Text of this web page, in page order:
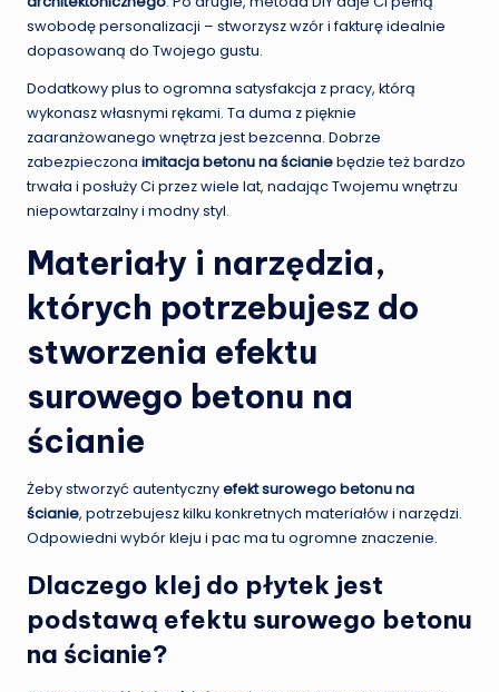
swobodę personalizacji – stworzysz wzór i fakturę idealnie
dopasowaną do Twojego gustu.
Dodatkowy plus to ogromna satysfakcja z pracy, którą
wykonasz własnymi rękami. Ta duma z pięknie
zaaranżowanego wnętrza jest bezcenna. Dobrze
zabezpieczona imitacja betonu na ścianiebędzie też bardzo
trwała i posłuży Ci przez wiele lat, nadając Twojemu wnętrzu
niepowtarzalny i modny styl.
Materiały i narzędzia,
których potrzebujesz do
stworzenia efektu
surowego betonu na
ścianie
Żeby stworzyć autentycznyefekt surowego betonu na
ścianie, potrzebujesz kilku konkretnych materiałów i narzędzi.
Odpowiedni wybór kleju i pac ma tu ogromne znaczenie.
Dlaczego klej do płytek jest
podstawą efektu surowego betonu
na ścianie?